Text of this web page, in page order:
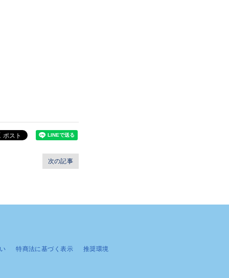
次の記事
特商法に基づく表示 推奨環境